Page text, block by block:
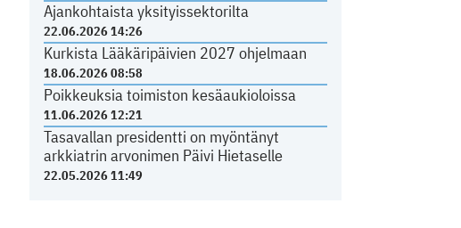
Ajankohtaista yksityissektorilta
22.06.2026 14:26
Kurkista Lääkäripäivien 2027 ohjelmaan
18.06.2026 08:58
Poikkeuksia toimiston kesäaukioloissa
11.06.2026 12:21
Tasavallan presidentti on myöntänyt
arkkiatrin arvonimen Päivi Hietaselle
22.05.2026 11:49